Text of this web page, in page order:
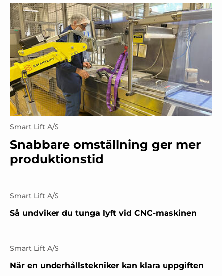
Smart Lift A/S
Snabbare omställning ger mer
produktionstid
Smart Lift A/S
Så undviker du tunga lyft vid CNC-maskinen
Smart Lift A/S
När en underhållstekniker kan klara uppgiften